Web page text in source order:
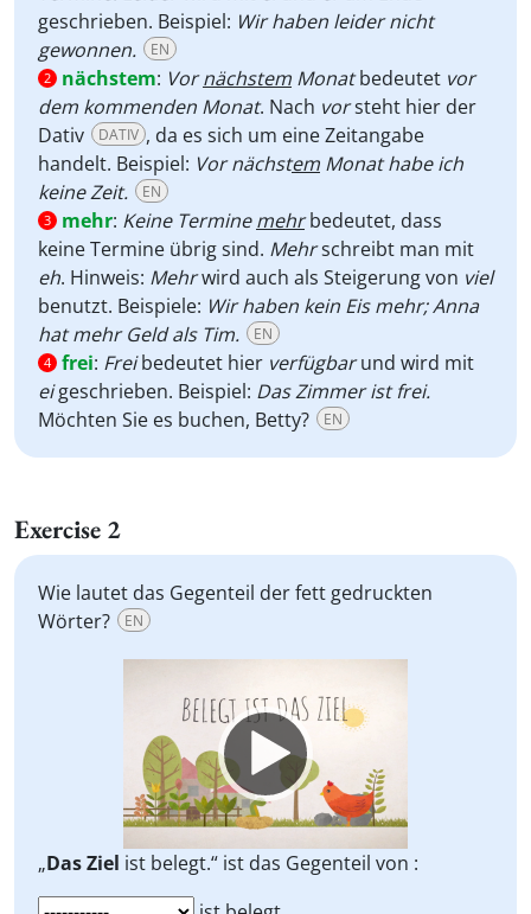
geschrieben. Beispiel: Wir haben leider nicht
gewonnen.
EN
2 nächstem: Vornächstem Monatbedeutet vor
dem kommenden Monat. Nach vorsteht hier der
Dativ
DATIV , da es sich um eine Zeitangabe
handelt. Beispiel: Vor nächstem Monat habe ich
keine Zeit.
EN
3 mehr: Keine Terminemehrbedeutet, dass
keine Termine übrig sind. Mehrschreibt man mit
eh. Hinweis: Mehrwird auch als Steigerung von viel
benutzt. Beispiele: Wir haben kein Eis mehr; Anna
hat mehr Geld als Tim.
EN
4 frei: Freibedeutet hier verfügbarund wird mit
eigeschrieben. Beispiel: Das Zimmer ist frei.
Möchten Sie es buchen, Betty?
EN
Exercise 2
Wie lautet das Gegenteil der fett gedruckten
Wörter?
EN
„Das Ziel ist belegt.“ ist das Gegenteil von :